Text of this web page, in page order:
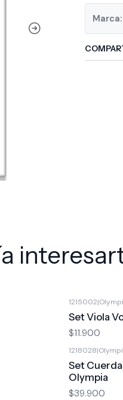
Marca:
1215002|
Set Viola
$11.900
1218028|
Set
Olympia
$39.900